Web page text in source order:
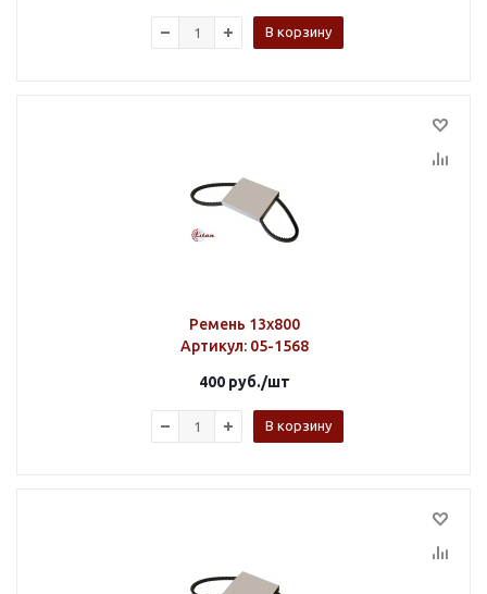
В корзину
Ремень 13х800
Артикул: 05-1568
400руб./шт
В корзину